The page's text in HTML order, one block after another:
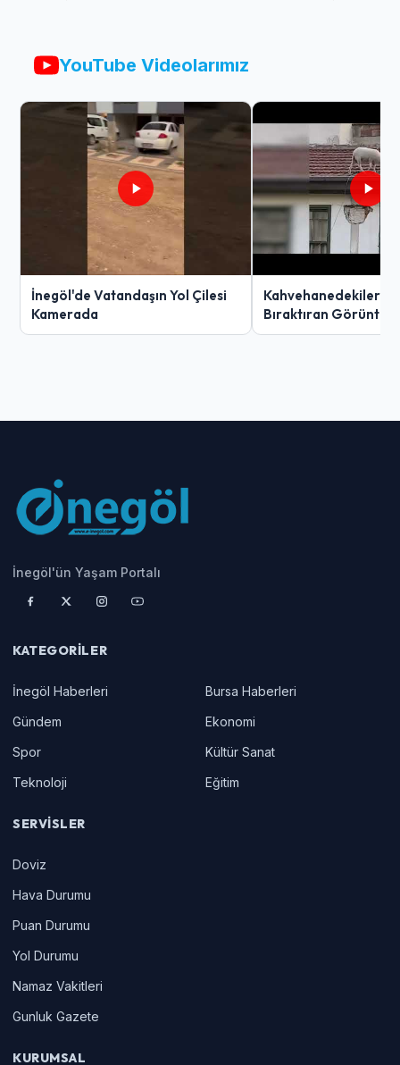
YouTube Videolarımız
İnegöl'de Vatandaşın Yol Çilesi
Kamerada
Kahvehanedekiler
Bıraktıran Görüntü!
İnegöl'ün Yaşam Portalı
KATEGORILER
İnegöl Haberleri
Bursa Haberleri
Gündem
Ekonomi
Spor
Kültür Sanat
Teknoloji
Eğitim
SERVISLER
Doviz
Hava Durumu
Puan Durumu
Yol Durumu
Namaz Vakitleri
Gunluk Gazete
KURUMSAL